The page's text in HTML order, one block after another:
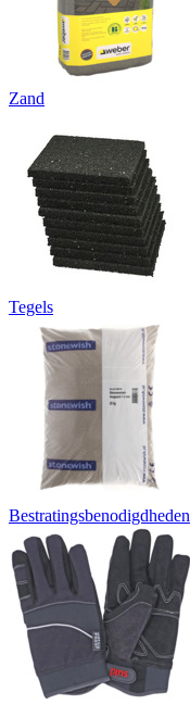
Zand
Tegels
Bestratingsbenodigdheden